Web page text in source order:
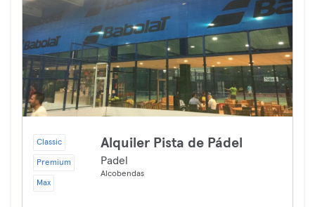
Classic
Premium
Max
Alquiler Pista de Pádel
Padel
Alcobendas